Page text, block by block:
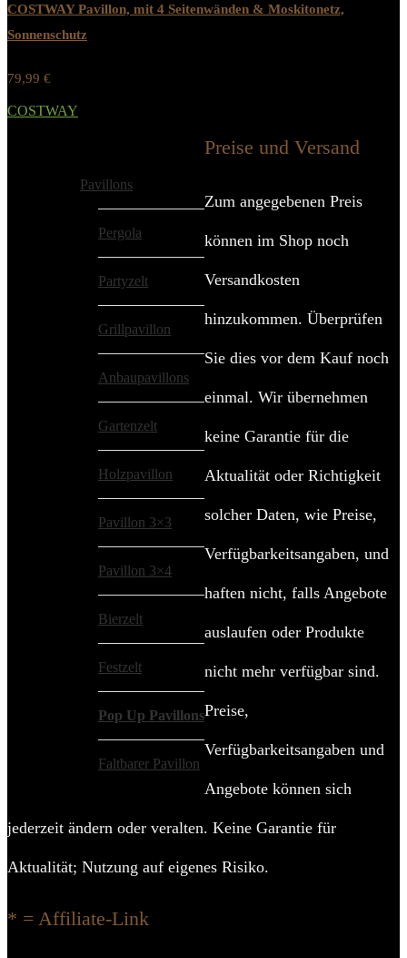
COSTWAY Pavillon, mit 4 Seitenwänden & Moskitonetz,
Sonnenschutz
79,99 €
COSTWAY
Pavillons
Pergola
Partyzelt
Grillpavillon
Anbaupavillons
Gartenzelt
Holzpavillon
Pavillon 3×3
Pavillon 3×4
Bierzelt
Festzelt
Pop Up Pavillons
Faltbarer Pavillon
Preise und Versand
Zum angegebenen Preis
können im Shop noch
Versandkosten
hinzukommen. Überprüfen
Sie dies vor dem Kauf noch
einmal. Wir übernehmen
keine Garantie für die
Aktualität oder Richtigkeit
solcher Daten, wie Preise,
Verfügbarkeitsangaben, und
haften nicht, falls Angebote
auslaufen oder Produkte
nicht mehr verfügbar sind.
Preise,
Verfügbarkeitsangaben und
Angebote können sich
jederzeit ändern oder veralten. Keine Garantie für
Aktualität; Nutzung auf eigenes Risiko.
* = Affiliate-Link